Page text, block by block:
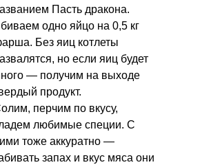
Пасть дракона.
одно яйцо на 0,5 кг
Без яиц котлеты
но если яиц будет
— получим на выходе
продукт.
перчим по вкусу,
любимые специи. С
тоже аккуратно —
запах и вкус мяса они